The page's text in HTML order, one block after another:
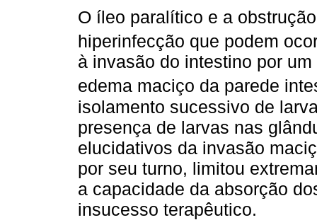
O íleo paralítico e a
hiperinfecção que podem
à invasão do intestino por
edema maciço da parede
isolamento sucessivo de
presença de larvas nas
elucidativos da invasão
por seu turno, limitou
a capacidade da absorção
insucesso terapêutico.